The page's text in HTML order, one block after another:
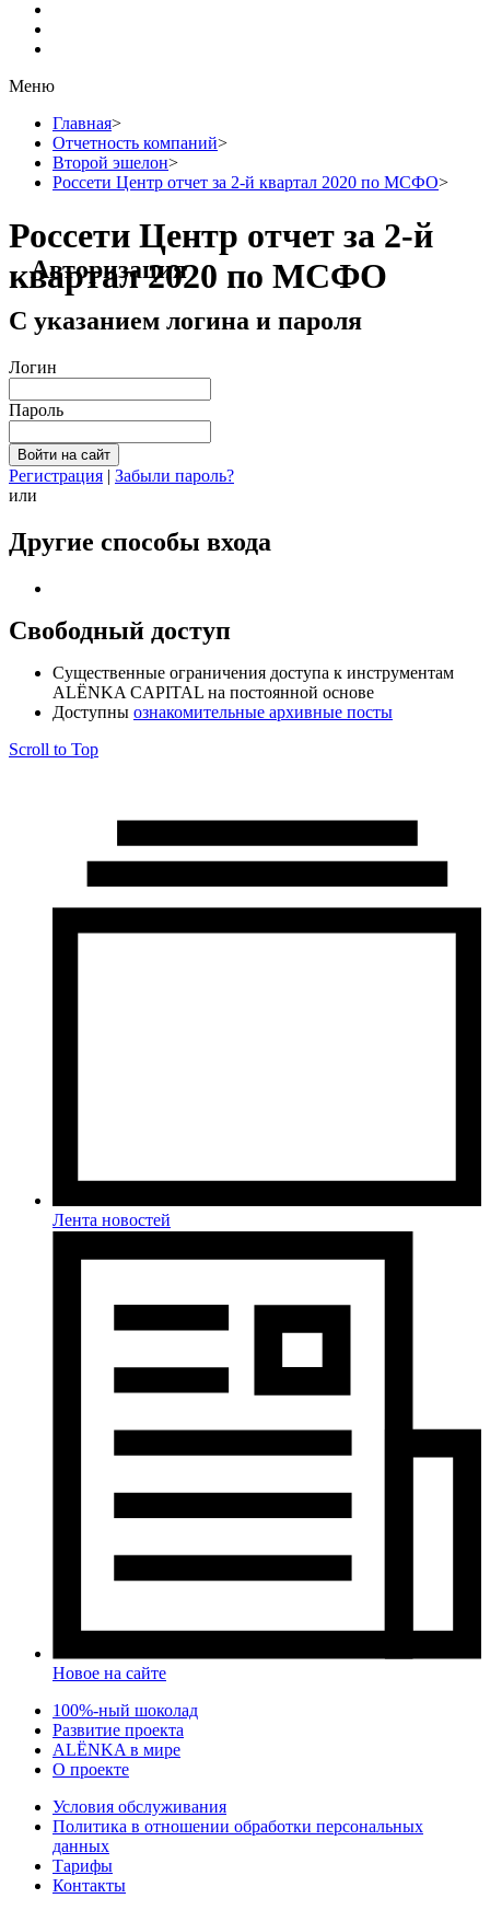
Меню
Главная>
Отчетность компаний>
Второй эшелон>
Россети Центр отчет за 2-й квартал 2020 по МСФО>
Россети Центр отчет за 2-й
квартал 2020 по МСФО
Авторизация
С указанием логина и пароля
Логин
Пароль
Регистрация | Забыли пароль?
или
Другие способы входа
Свободный доступ
Cущественные ограничения доступа к инструментам
ALЁNKA CAPITAL на постоянной основе
Доступны ознакомительные архивные посты
Scroll to Top
Лента новостей
Новое на сайте
100%-ный шоколад
Развитие проекта
ALЁNKA в мире
О проекте
Условия обслуживания
Политика в отношении обработки персональных
данных
Тарифы
Контакты